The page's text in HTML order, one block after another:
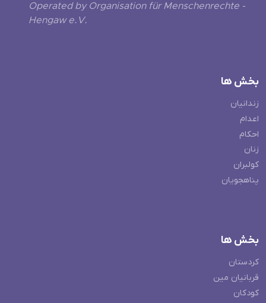
Operated by Organisation für Menschenrechte -
Hengaw e.V.
بخش ها
زندانیان
اعدام
احکام
زنان
کولبران
پناهجویان
بخش ها
کردستان
قربانیان مین
کودکان